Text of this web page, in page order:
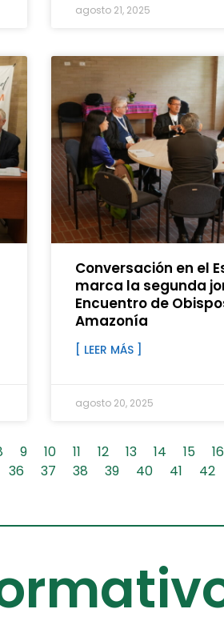
agosto 21, 2025
Conversación en el
marca la segunda
Encuentro de
Amazonía
[ LEER MÁS ]
agosto 20, 2025
9 10 11 12 13 14 15 16
36 37 38 39 40 41 42